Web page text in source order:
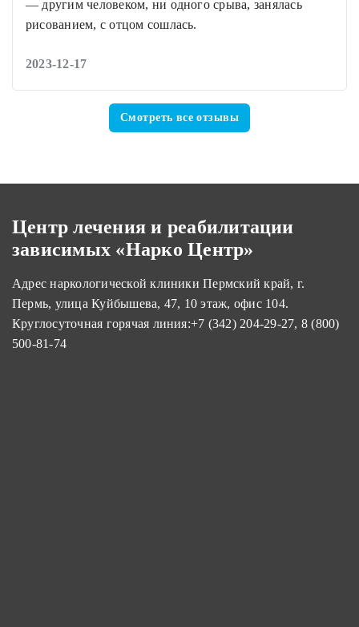
— другим человеком, ни одного срыва, занялась
рисованием, с отцом сошлась.
2023-12-17
Смотреть все отзывы
Центр лечения и реабилитации
зависимых «Нарко Центр»
Адрес наркологической клиники Пермский край, г.
Пермь, улица Куйбышева, 47, 10 этаж, офис 104.
Круглосуточная горячая линия:+7 (342) 204-29-27, 8 (800)
500-81-74